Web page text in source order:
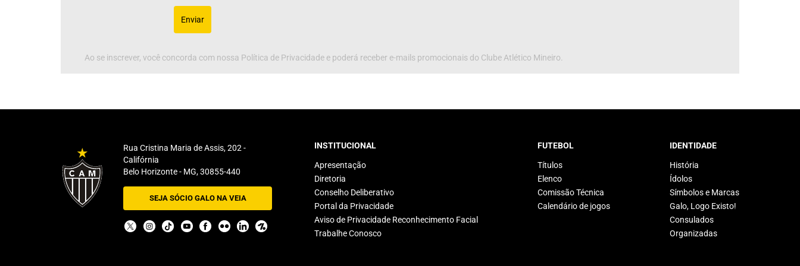
Enviar
Ao se inscrever, você concorda com nossa Política de Privacidade e poderá receber e-mails promocionais do Clube Atlético Mineiro.
Rua Cristina Maria de Assis, 202 -
Califórnia
Belo Horizonte - MG, 30855-440
SEJA SÓCIO GALO NA VEIA
INSTITUCIONAL
Apresentação
Diretoria
Conselho Deliberativo
Portal da Privacidade
Aviso de Privacidade Reconhecimento Facial
Trabalhe Conosco
FUTEBOL
Títulos
Elenco
Comissão Técnica
Calendário de jogos
IDENTIDADE
História
Ídolos
Símbolos e Marcas
Galo, Logo Existo!
Consulados
Organizadas